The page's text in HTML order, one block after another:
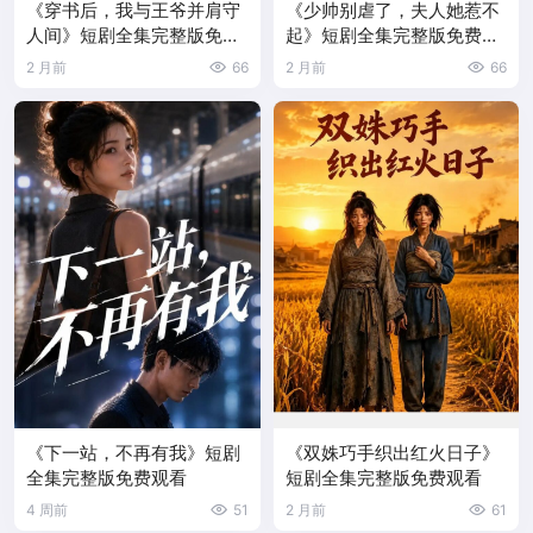
《穿书后，我与王爷并肩守
人间》短剧全集完整版免费
观看
2 月前 66
《少帅别虐了，夫人她惹不
起》短剧全集完整版免费观
看
2 月前 66
《下一站，不再有我》短剧
全集完整版免费观看
4 周前 51
《双姝巧手织出红火日子》
短剧全集完整版免费观看
2 月前 61